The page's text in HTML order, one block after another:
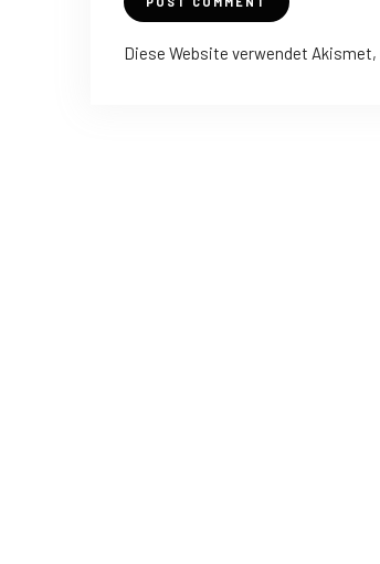
Diese Website verwendet Akismet,